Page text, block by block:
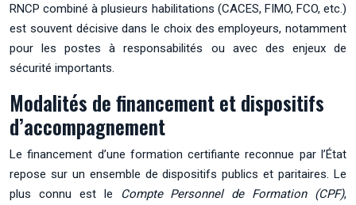
RNCP combiné à plusieurs habilitations (CACES, FIMO, FCO, etc.)
est souvent décisive dans le choix des employeurs, notamment
pour les postes à responsabilités ou avec des enjeux de
sécurité importants.
Modalités de financement et dispositifs
d’accompagnement
Le financement d’une formation certifiante reconnue par l’État
repose sur un ensemble de dispositifs publics et paritaires. Le
plus connu est le Compte Personnel de Formation (CPF),